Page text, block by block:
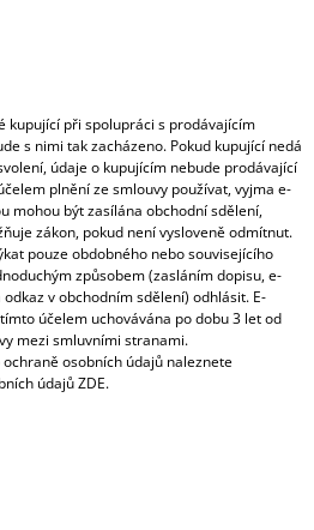
kupující při spolupráci s prodávajícím
s nimi tak zacházeno. Pokud kupující nedá
údaje o kupujícím nebude prodávající
plnění ze smlouvy používat, vyjma e-
mohou být zasílána obchodní sdělení,
zákon, pokud není vysloveně odmítnut.
pouze obdobného nebo souvisejícího
způsobem (zasláním dopisu, e-
v obchodním sdělení) odhlásit. E-
účelem uchovávána po dobu 3 let od
mezi smluvními stranami.
osobních údajů naleznete
údajů ZDE.